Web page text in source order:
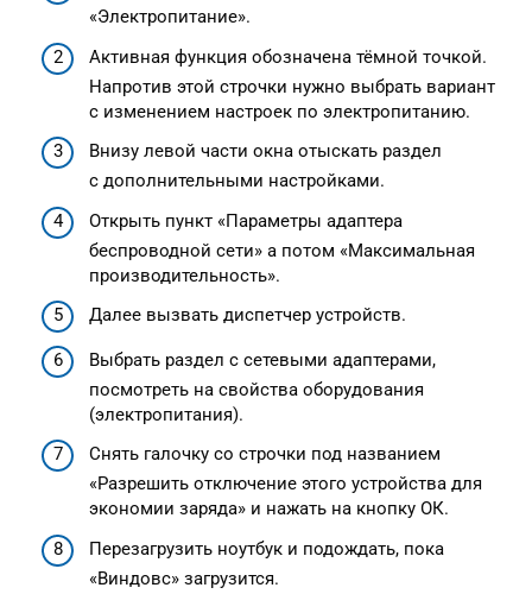
«Электропитание».
Активная функция обозначена тёмной точкой.
Напротив этой строчки нужно выбрать вариант
с изменением настроек по электропитанию.
Внизу левой части окна отыскать раздел
с дополнительными настройками.
Открыть пункт «Параметры адаптера
беспроводной сети» а потом «Максимальная
производительность».
Далее вызвать диспетчер устройств.
Выбрать раздел с сетевыми адаптерами,
посмотреть на свойства оборудования
(электропитания).
Снять галочку со строчки под названием
«Разрешить отключение этого устройства для
экономии заряда» и нажать на кнопку ОК.
Перезагрузить ноутбук и подождать, пока
«Виндовс» загрузится.